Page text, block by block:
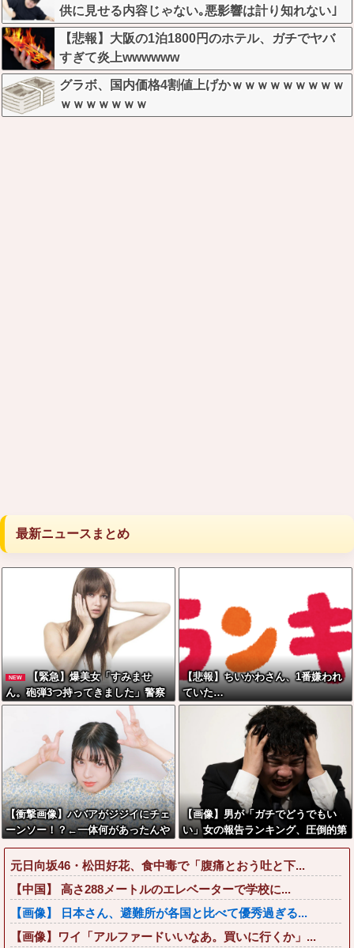
供に見せる内容じゃない｡悪影響は計り知れない｣
←これw w w w w w w w w
【悲報】大阪の1泊1800円のホテル、ガチでヤバ
すぎて炎上wwwwww
グラボ、国内価格4割値上げかｗｗｗｗｗｗｗｗｗ
ｗｗｗｗｗｗｗ
最新ニュースまとめ
NEW
【緊急】爆美女「すみませ
ん。砲弾3つ持ってきました」警察
「！？」自衛隊「！？」→結果w w
【悲報】ちいかわさん、1番嫌われ
ていた…
【衝撃画像】ババアがジジイにチェ
ーンソー！？←一体何があったんや
コレw w w w w w w w w
【画像】男が「ガチでどうでもい
い」女の報告ランキング、圧倒的第
１位と言えば『コレ』w w w w w w
w w w w
元日向坂46・松田好花、食中毒で「腹痛とおう吐と下...
【中国】 高さ288メートルのエレベーターで学校に...
【画像】 日本さん、避難所が各国と比べて優秀過ぎる...
【画像】ワイ「アルファードいいなあ。買いに行くか」...